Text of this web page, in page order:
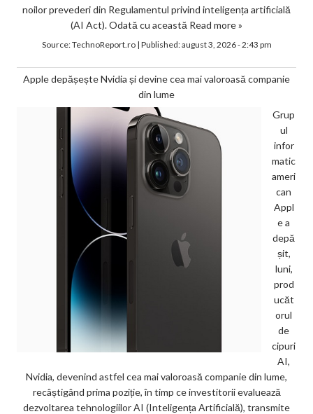
noilor prevederi din Regulamentul privind inteligența artificială
(AI Act). Odată cu această Read more »
Source:TechnoReport.ro| Published:august 3, 2026 - 2:43 pm
Apple depășește Nvidia și devine cea mai valoroasă companie
din lume
Grup
ul
infor
matic
ameri
can
Appl
e a
depă
șit,
luni,
prod
ucăt
orul
de
cipuri
AI,
Nvidia, devenind astfel cea mai valoroasă companie din lume,
recâștigând prima poziție, în timp ce investitorii evaluează
dezvoltarea tehnologiilor AI (Inteligența Artificială), transmite